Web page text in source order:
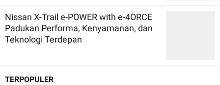
Nissan X-Trail e-POWER with e-4ORCE
Padukan Performa, Kenyamanan, dan
Teknologi Terdepan
TERPOPULER